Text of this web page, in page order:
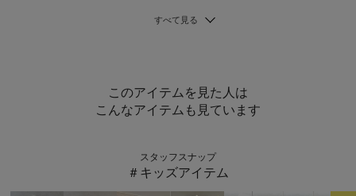
このアイテムを見た人は
こんなアイテムも見ています
スタッフスナップ
＃キッズアイテム